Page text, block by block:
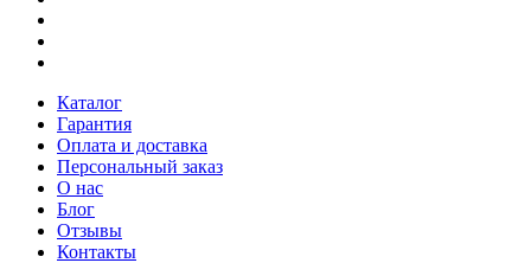
Каталог
Гарантия
Оплата и доставка
Персональный заказ
О нас
Блог
Отзывы
Контакты